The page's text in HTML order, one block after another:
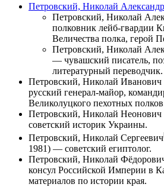
Петровский, Николай
Петровский, Николай
полковник лейб-гвардии
Величества полка, герой
Петровский, Николай
— чувашский писатель,
литературный переводчик.
Петровский, Николай Иванович
русский генерал-майор,
Великолуцкого пехотных
Петровский, Николай Неонович
советский историк Украины.
Петровский, Николай Сергеевич
1981) — советский египтолог.
Петровский, Николай
консул Российской Империи в
материалов по истории края.